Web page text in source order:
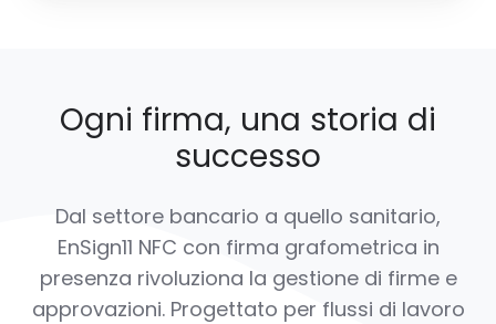
Ogni firma, una storia di
successo
Dal settore bancario a quello sanitario,
EnSign11 NFC con firma grafometrica in
presenza rivoluziona la gestione di firme e
approvazioni. Progettato per flussi di lavoro